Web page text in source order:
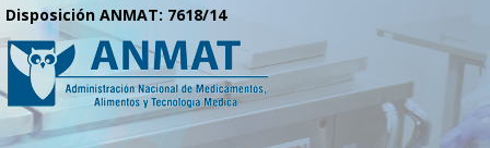
Disposición ANMAT: 7618/14